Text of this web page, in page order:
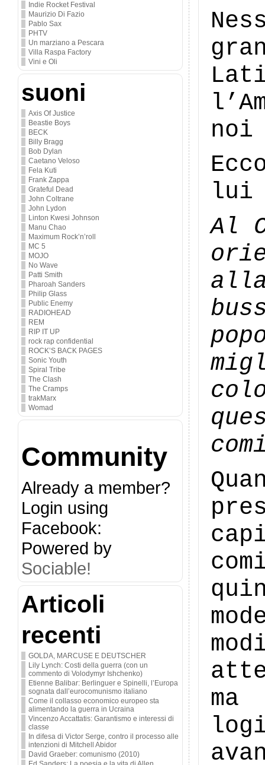
Indie Rocket Festival
Maurizio Di Fazio
Pablo Sax
PHTV
Un marziano a Pescara
Villa Raspa Factory
Vini e Oli
suoni
Axis Of Justice
Beastie Boys
BECK
Billy Bragg
Bob Dylan
Caetano Veloso
Fela Kuti
Frank Zappa
Grateful Dead
John Coltrane
John Lydon
Linton Kwesi Johnson
Manu Chao
Maximum Rock’n’roll
MC 5
MOJO
No Wave
Patti Smith
Pharoah Sanders
Philip Glass
Public Enemy
RADIOHEAD
REM
RIP IT UP
rock rap confidential
ROCK’S BACK PAGES
Sonic Youth
Spiral Tribe
The Clash
The Cramps
trakMarx
Womad
Community
Already a member?
Login using
Facebook:
Powered by
Sociable!
Articoli
recenti
GOLDA, MARCUSE E DEUTSCHER
Lily Lynch: Costi della guerra (con un
commento di Volodymyr Ishchenko)
Etienne Balibar: Berlinguer e Spinelli, l’Europa
sognata dall’eurocomunismo italiano
Come il collasso economico europeo sta
alimentando la guerra in Ucraina
Vincenzo Accattatis: Garantismo e interessi di
classe
In difesa di Victor Serge, contro il processo alle
intenzioni di Mitchell Abidor
David Graeber: comunismo (2010)
noi
lui
Al